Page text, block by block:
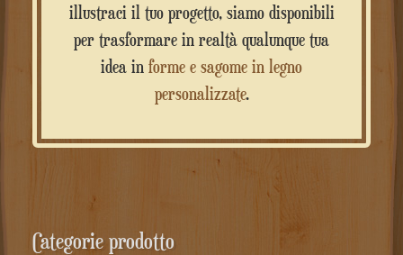
illustraci il tuo progetto, siamo disponibili
per trasformare in realtà qualunque tua
idea in forme e sagome in legno
personalizzate.
Categorie prodotto